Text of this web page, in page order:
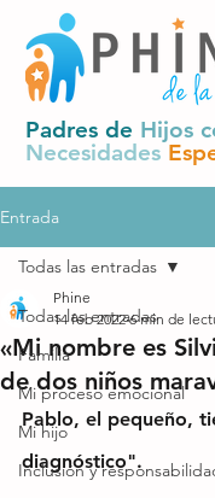
Padres de Hijos
Necesidades
Entrada
Todas las entradas
Familia
Mi proceso emocional
Mi hijo
Inclusión y
Todas las entradas
«Mi nombre es
de dos niños
Phine
14 feb 2022 6 min de
Pablo, el pequeño,
diagnóstico".